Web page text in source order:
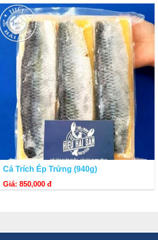
Cá Trích Ép Trứng (940g)
Giá: 850,000 đ